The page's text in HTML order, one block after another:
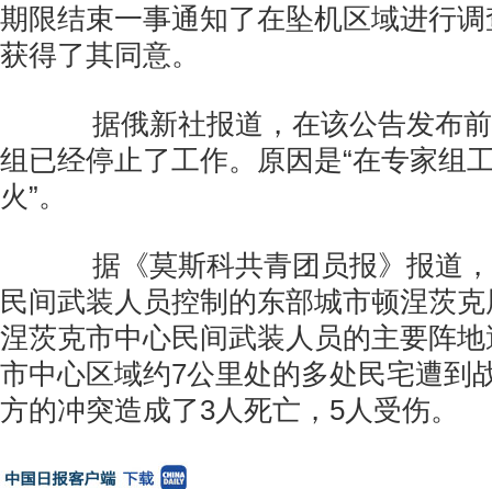
期限结束一事通知了在坠机区域进行
获得了其同意。
据俄新社报道，在该公告发布前
组已经停止了工作。原因是“在专家组
火”。
据《莫斯科共青团员报》报道，
民间武装人员控制的东部城市顿涅茨
涅茨克市中心民间武装人员的主要阵
市中心区域约7公里处的多处民宅遭到
方的冲突造成了3人死亡，5人受伤。